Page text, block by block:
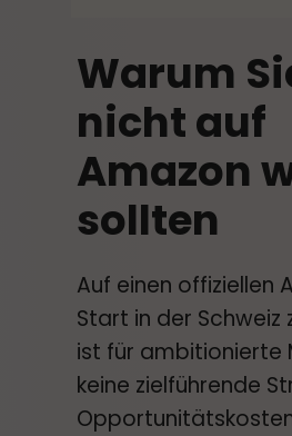
Warum
nicht auf
Amazon
sollten
Auf einen offiziellen
Start in der Schweiz
ist für ambitionierte
keine zielführende